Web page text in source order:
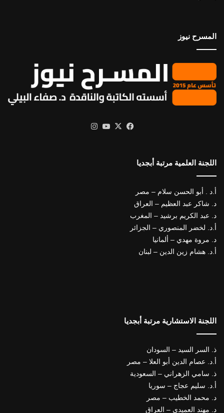
المسرح نيوز
فيسبوك
X يوتيوب
اللجنة العلمية مرتبة أبجديا
أ.د . أبو الحسن سلام – مصر
د. شاكر عبد العظيم – العراق
د. عبد الكريم برشيد – المغرب
أ.د. لخضر المنصوري – الجزائر
د. مروة مهدي – ألمانيا
أ.د. هشام زين الدين – لبنان
اللجنة الاستشارية مرتبة أبجديا
ذ. السر السيد – السودان
أ.د. عصام الدين أبو العلا – مصر
ذ. سامي الزهراني – السعودية
أ.د. سليم عجاج – سوريا
د. محمد الخطيب – مصر
د. مهند العميدي – العراق